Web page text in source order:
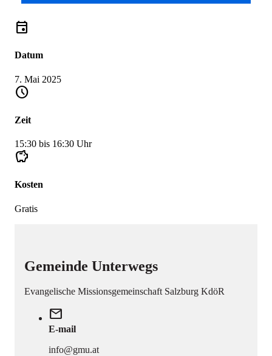
event
Datum
7. Mai 2025
schedule
Zeit
15:30 bis 16:30 Uhr
savings
Kosten
Gratis
Gemeinde Unterwegs
Evangelische Missionsgemeinschaft Salzburg KdöR
mail
E-mail
info@gmu.at